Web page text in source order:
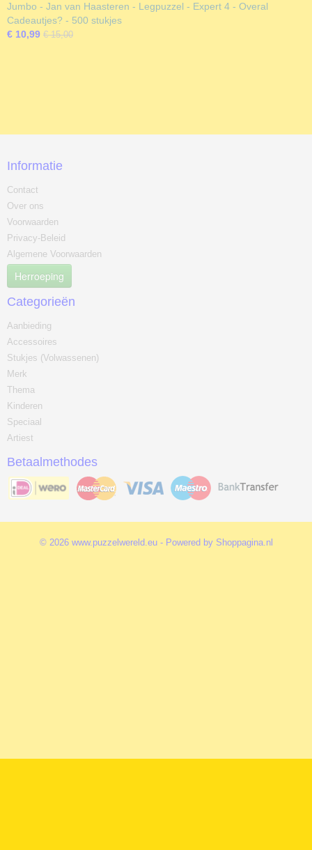
Jumbo - Jan van Haasteren - Legpuzzel - Expert 4 - Overal
Cadeautjes? - 500 stukjes
€ 10,99 € 15,00
Informatie
Contact
Over ons
Voorwaarden
Privacy-Beleid
Algemene Voorwaarden
Herroeping
Categorieën
Aanbieding
Accessoires
Stukjes (Volwassenen)
Merk
Thema
Kinderen
Speciaal
Artiest
Betaalmethodes
© 2026 www.puzzelwereld.eu - Powered by Shoppagina.nl